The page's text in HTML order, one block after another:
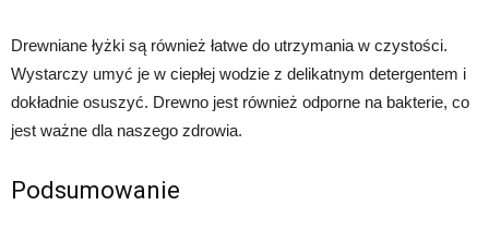
Drewniane łyżki są również łatwe do utrzymania w czystości.
Wystarczy umyć je w ciepłej wodzie z delikatnym detergentem i
dokładnie osuszyć. Drewno jest również odporne na bakterie, co
jest ważne dla naszego zdrowia.
Podsumowanie